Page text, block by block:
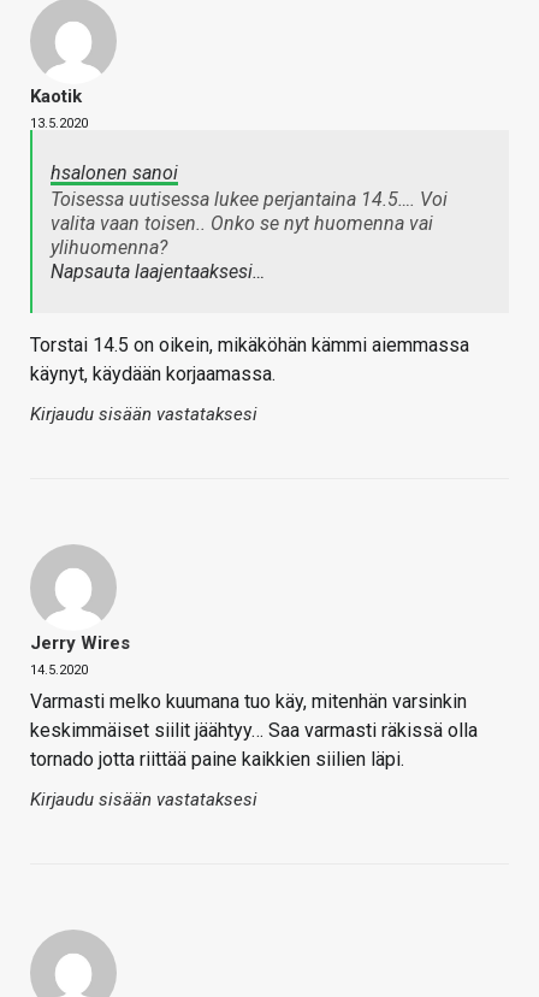
Kaotik
13.5.2020
hsalonen sanoi
Toisessa uutisessa lukee perjantaina 14.5…. Voi
valita vaan toisen.. Onko se nyt huomenna vai
ylihuomenna?
Napsauta laajentaaksesi…
Torstai 14.5 on oikein, mikäköhän kämmi aiemmassa
käynyt, käydään korjaamassa.
Kirjaudu sisään vastataksesi
Jerry Wires
14.5.2020
Varmasti melko kuumana tuo käy, mitenhän varsinkin
keskimmäiset siilit jäähtyy… Saa varmasti räkissä olla
tornado jotta riittää paine kaikkien siilien läpi.
Kirjaudu sisään vastataksesi